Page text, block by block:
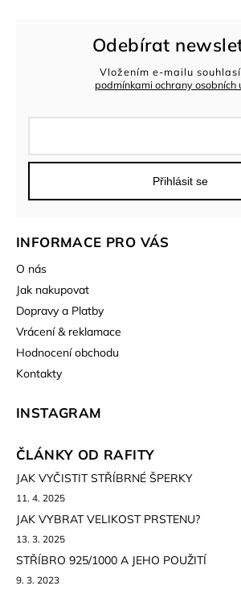
INFORMACE PRO VÁS
O nás
Jak nakupovat
Dopravy a Platby
Vrácení & reklamace
Hodnocení obchodu
Kontakty
Odebírat
Vložením e-mailu
podmínkami ochrany osobních
Přihlásit se
INSTAGRAM
ČLÁNKY OD RAFITY
JAK VYČISTIT STŘÍBRNÉ ŠPERKY
11. 4. 2025
JAK VYBRAT VELIKOST PRSTENU?
13. 3. 2025
STŘÍBRO 925/1000 A JEHO POUŽITÍ
9. 3. 2023